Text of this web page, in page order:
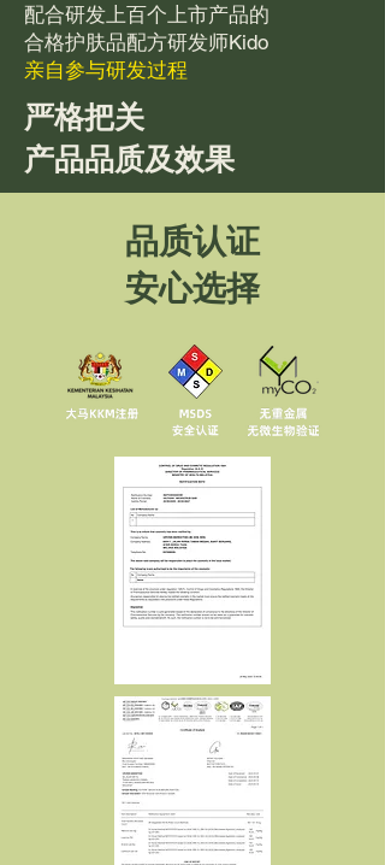
配合研发上百个上市产品的
合格护肤品配方研发师Kido
亲自参与研发过程
严格把关
产品品质及效果
品质认证
安心选择